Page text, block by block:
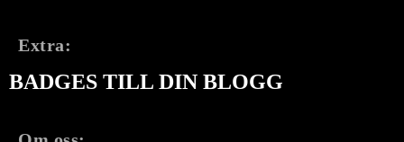
Extra:
BADGES TILL DIN BLOGG